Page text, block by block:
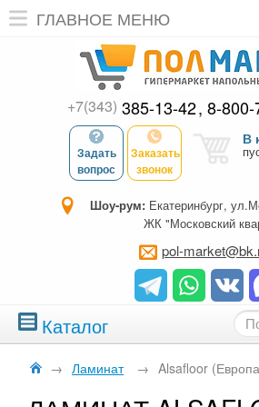
ГЛАВНОЕ МЕНЮ
+7(343) 385-13-42 8-
Задать
вопрос
Заказать
звонок
В
Шоу-рум: Екатеринбург,
ЖК "Московский
pol-
Каталог
→ Ламинат → Alsafloor